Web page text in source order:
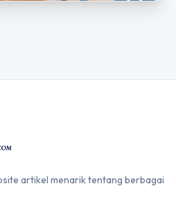
artikel menarik tentang berbagai